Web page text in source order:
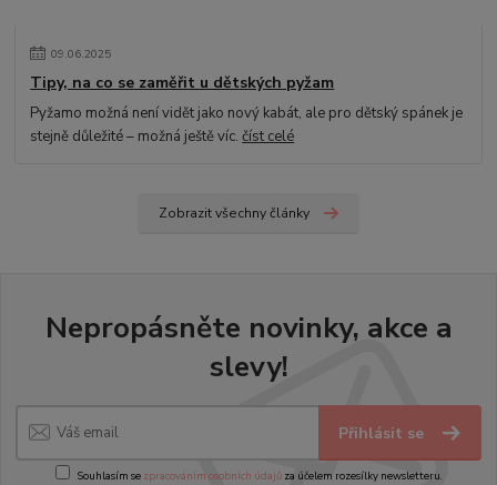
09.06.2025
Tipy, na co se zaměřit u dětských pyžam
Pyžamo možná není vidět jako nový kabát, ale pro dětský spánek je
stejně důležité – možná ještě víc.číst celé
Zobrazit všechny články
Nepropásněte novinky, akce a
slevy!
Přihlásit se
Souhlasím se zpracováním osobních údajůza účelem rozesílky newsletteru.